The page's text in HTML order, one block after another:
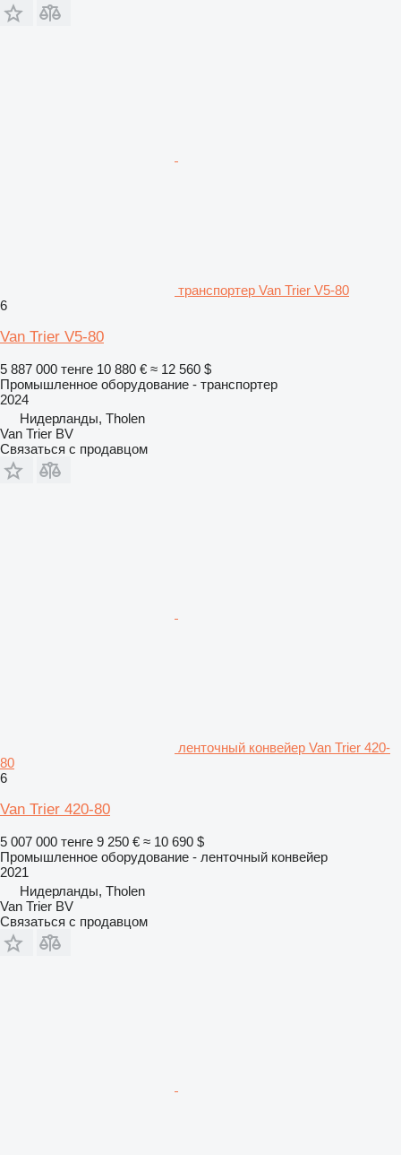
транспортер Van Trier V5-80
6
Van Trier V5-80
5 887 000 тенге 10 880 € ≈ 12 560 $
Промышленное оборудование - транспортер
2024
Нидерланды, Tholen
Van Trier BV
Связаться с продавцом
ленточный конвейер Van Trier 420-
80
6
Van Trier 420-80
5 007 000 тенге 9 250 € ≈ 10 690 $
Промышленное оборудование - ленточный конвейер
2021
Нидерланды, Tholen
Van Trier BV
Связаться с продавцом